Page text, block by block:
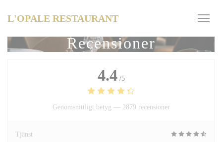
L'OPALE RESTAURANT
Recensioner
4.4 /5
Genomsnittligt betyg — 2879 recensioner
Tjänst